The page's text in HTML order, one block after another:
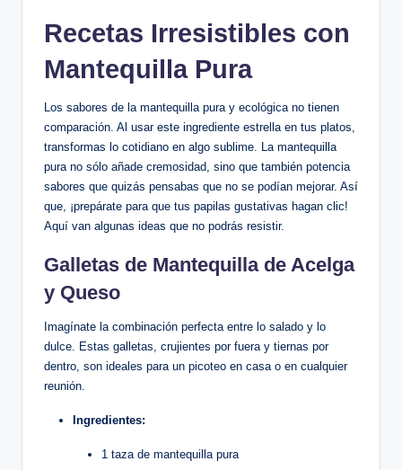
Recetas Irresistibles con
Mantequilla Pura
Los sabores de la mantequilla pura y ecológica no tienen
comparación. Al usar este ingrediente estrella en tus platos,
transformas lo cotidiano en algo sublime. La mantequilla
pura no sólo añade cremosidad, sino que también potencia
sabores que quizás pensabas que no se podían mejorar. Así
que, ¡prepárate para que tus papilas gustativas hagan clic!
Aquí van algunas ideas que no podrás resistir.
Galletas de Mantequilla de Acelga
y Queso
Imagínate la combinación perfecta entre lo salado y lo
dulce. Estas galletas, crujientes por fuera y tiernas por
dentro, son ideales para un picoteo en casa o en cualquier
reunión.
Ingredientes:
1 taza de mantequilla pura